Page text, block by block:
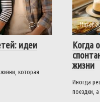
0
идеи
которая
Когда
жизни
Иногда
поездки,